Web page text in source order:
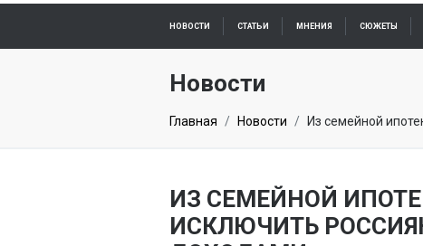
НОВОСТИ СТАТЬИ МНЕНИЯ СЮЖЕТЫ
ПОДПИСКА ОНЛАЙН
Новости
Главная Новости Из семейной
ИЗ СЕМЕЙНОЙ
ИСКЛЮЧИТЬ